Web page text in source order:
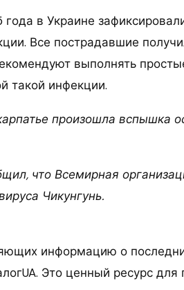
года в Украине
Все пострадавшие
выполнять
такой инфекции.
произошла вспышка
что Всемирная
Чикунгунь.
информацию о
Это ценный ресурс